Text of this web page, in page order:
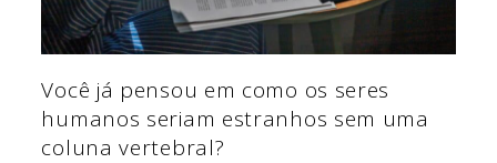
Você já pensou em como os seres
humanos seriam estranhos sem uma
coluna vertebral?